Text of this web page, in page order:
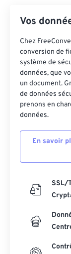
Vos
Chez
conversion de
système de
données, que
un document.
de données
prenons en
données.
En savoir
SSL/